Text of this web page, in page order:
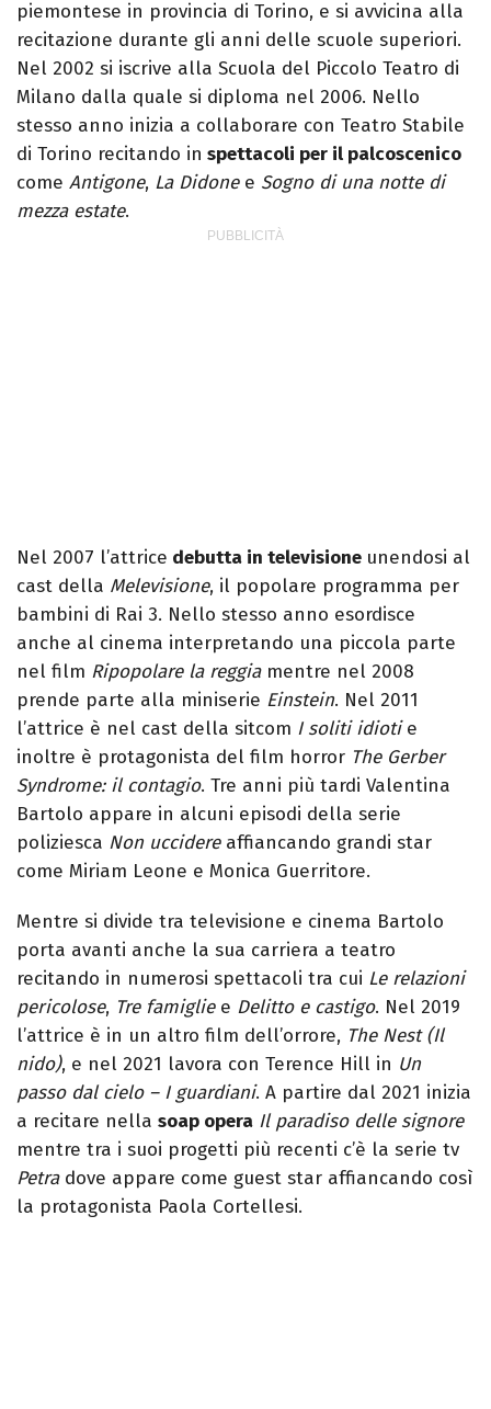
piemontese in provincia di Torino, e si avvicina alla
recitazione durante gli anni delle scuole superiori.
Nel 2002 si iscrive alla Scuola del Piccolo Teatro di
Milano dalla quale si diploma nel 2006. Nello
stesso anno inizia a collaborare con Teatro Stabile
di Torino recitando in spettacoli per il palcoscenico
come Antigone, La Didonee Sogno di una notte di
mezza estate.
Nel 2007 l’attrice debutta in televisione unendosi al
cast della Melevisione, il popolare programma per
bambini di Rai 3. Nello stesso anno esordisce
anche al cinema interpretando una piccola parte
nel film Ripopolare la reggia mentre nel 2008
prende parte alla miniserie Einstein. Nel 2011
l’attrice è nel cast della sitcom I soliti idiotie
inoltre è protagonista del film horror The Gerber
Syndrome: il contagio. Tre anni più tardi Valentina
Bartolo appare in alcuni episodi della serie
poliziesca Non uccidere affiancando grandi star
come Miriam Leone e Monica Guerritore.
Mentre si divide tra televisione e cinema Bartolo
porta avanti anche la sua carriera a teatro
recitando in numerosi spettacoli tra cui Le relazioni
pericolose, Tre famigliee Delitto e castigo. Nel 2019
l’attrice è in un altro film dell’orrore, The Nest (Il
nido), e nel 2021 lavora con Terence Hill in Un
passo dal cielo – I guardiani. A partire dal 2021 inizia
a recitare nella soap opera Il paradiso delle signore
mentre tra i suoi progetti più recenti c’è la serie tv
Petra dove appare come guest star affiancando così
la protagonista Paola Cortellesi.